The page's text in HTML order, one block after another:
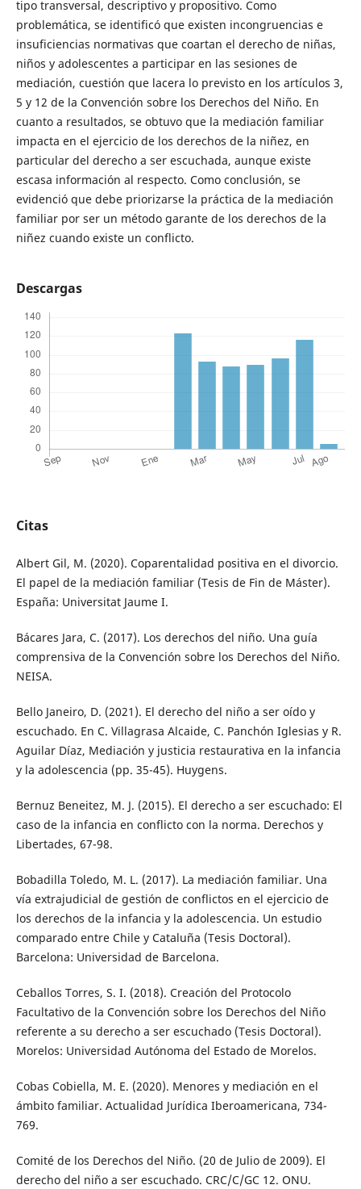
tipo transversal, descriptivo y propositivo. Como
problemática, se identificó que existen incongruencias e
insuficiencias normativas que coartan el derecho de niñas,
niños y adolescentes a participar en las sesiones de
mediación, cuestión que lacera lo previsto en los artículos 3,
5 y 12 de la Convención sobre los Derechos del Niño. En
cuanto a resultados, se obtuvo que la mediación familiar
impacta en el ejercicio de los derechos de la niñez, en
particular del derecho a ser escuchada, aunque existe
escasa información al respecto. Como conclusión, se
evidenció que debe priorizarse la práctica de la mediación
familiar por ser un método garante de los derechos de la
niñez cuando existe un conflicto.
Descargas
Citas
Albert Gil, M. (2020). Coparentalidad positiva en el divorcio.
El papel de la mediación familiar (Tesis de Fin de Máster).
España: Universitat Jaume I.
Bácares Jara, C. (2017). Los derechos del niño. Una guía
comprensiva de la Convención sobre los Derechos del Niño.
NEISA.
Bello Janeiro, D. (2021). El derecho del niño a ser oído y
escuchado. En C. Villagrasa Alcaide, C. Panchón Iglesias y R.
Aguilar Díaz, Mediación y justicia restaurativa en la infancia
y la adolescencia (pp. 35-45). Huygens.
Bernuz Beneitez, M. J. (2015). El derecho a ser escuchado: El
caso de la infancia en conflicto con la norma. Derechos y
Libertades, 67-98.
Bobadilla Toledo, M. L. (2017). La mediación familiar. Una
vía extrajudicial de gestión de conflictos en el ejercicio de
los derechos de la infancia y la adolescencia. Un estudio
comparado entre Chile y Cataluña (Tesis Doctoral).
Barcelona: Universidad de Barcelona.
Ceballos Torres, S. I. (2018). Creación del Protocolo
Facultativo de la Convención sobre los Derechos del Niño
referente a su derecho a ser escuchado (Tesis Doctoral).
Morelos: Universidad Autónoma del Estado de Morelos.
Cobas Cobiella, M. E. (2020). Menores y mediación en el
ámbito familiar. Actualidad Jurídica Iberoamericana, 734-
769.
Comité de los Derechos del Niño. (20 de Julio de 2009). El
derecho del niño a ser escuchado. CRC/C/GC 12. ONU.